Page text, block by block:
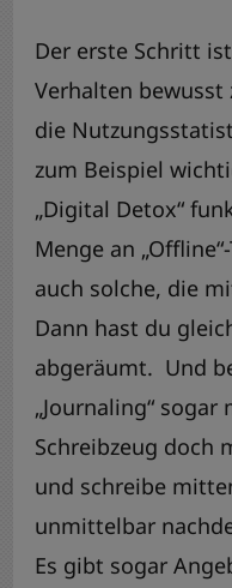
Der erste Schritt
Verhalten bewusst
die
zum Beispiel
„Digital Detox“
Menge an
auch solche, die
Dann hast du
abgeräumt. Und
„Journaling“
Schreibzeug doch
und schreibe
unmittelbar
Es gibt sogar